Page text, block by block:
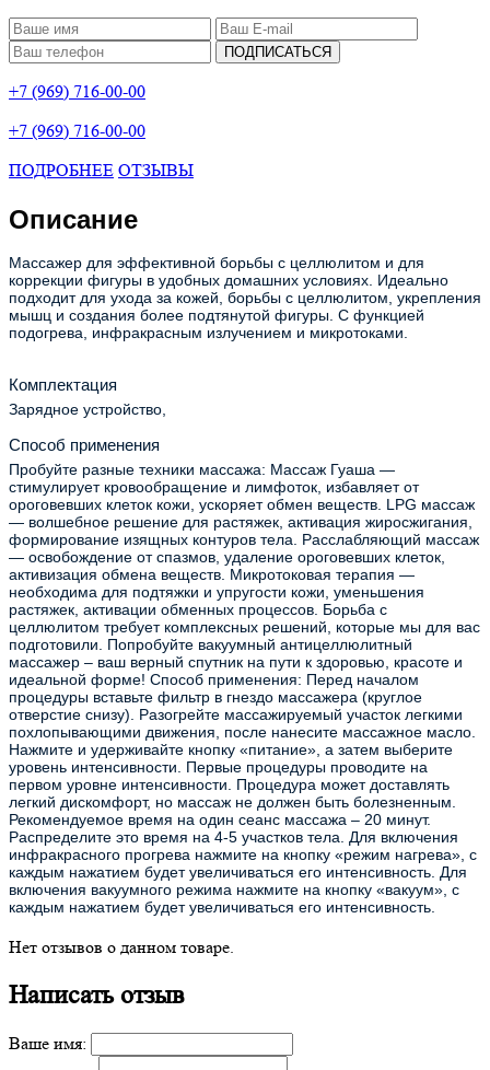
ПОДПИСАТЬСЯ
+7 (969) 716-00-00
+7 (969) 716-00-00
ПОДРОБНЕЕ ОТЗЫВЫ
Описание
Массажер для эффективной борьбы с целлюлитом и для
коррекции фигуры в удобных домашних условиях. Идеально
подходит для ухода за кожей, борьбы с целлюлитом, укрепления
мышц и создания более подтянутой фигуры. С функцией
подогрева, инфракрасным излучением и микротоками.
Комплектация
Зарядное устройство,
Способ применения
Пробуйте разные техники массажа: Массаж Гуаша —
стимулирует кровообращение и лимфоток, избавляет от
ороговевших клеток кожи, ускоряет обмен веществ. LPG массаж
— волшебное решение для растяжек, активация жиросжигания,
формирование изящных контуров тела. Расслабляющий массаж
— освобождение от спазмов, удаление ороговевших клеток,
активизация обмена веществ. Микротоковая терапия —
необходима для подтяжки и упругости кожи, уменьшения
растяжек, активации обменных процессов. Борьба с
целлюлитом требует комплексных решений, которые мы для вас
подготовили. Попробуйте вакуумный антицеллюлитный
массажер – ваш верный спутник на пути к здоровью, красоте и
идеальной форме! Способ применения: Перед началом
процедуры вставьте фильтр в гнездо массажера (круглое
отверстие снизу). Разогрейте массажируемый участок легкими
похлопывающими движения, после нанесите массажное масло.
Нажмите и удерживайте кнопку «питание», а затем выберите
уровень интенсивности. Первые процедуры проводите на
первом уровне интенсивности. Процедура может доставлять
легкий дискомфорт, но массаж не должен быть болезненным.
Рекомендуемое время на один сеанс массажа – 20 минут.
Распределите это время на 4-5 участков тела. Для включения
инфракрасного прогрева нажмите на кнопку «режим нагрева», с
каждым нажатием будет увеличиваться его интенсивность. Для
включения вакуумного режима нажмите на кнопку «вакуум», с
каждым нажатием будет увеличиваться его интенсивность.
режим 3). Регулировка режимов от 0 до 12 (по умолчанию режим
отключен – 0). Повторяйте процедуру 1 раз в 3-7 дней. Курс до
Нет отзывов о данном товаре.
Написать отзыв
Ваше имя: